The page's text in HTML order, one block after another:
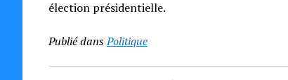
élection présidentielle.
Publié dansPolitique